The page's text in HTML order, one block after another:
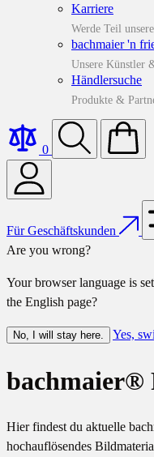
Karriere
Werde Teil
bachmaier 'n
Unsere Künstler
Händlersuche
Produkte &
0
Für Geschäftskunden
Are you wrong?
Your browser language is
the English page?
No, I will stay here. Yes,
bachmaier®
Hier findest du aktuelle
hochauflösendes